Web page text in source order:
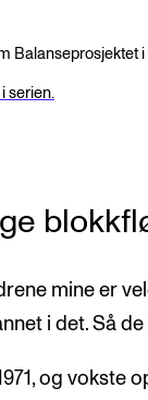
Balanseprosjektet
serien.
mine er
i det. Så
og vokste